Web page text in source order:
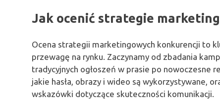
Jak ocenić strategie
Ocena strategii marketingowych konkurencji to
przewagę na rynku. Zaczynamy od zbadania
tradycyjnych ogłoszeń w prasie po nowoczesne
jakie hasła, obrazy i wideo są wykorzystywane,
wskazówki dotyczące skuteczności komunikacji.